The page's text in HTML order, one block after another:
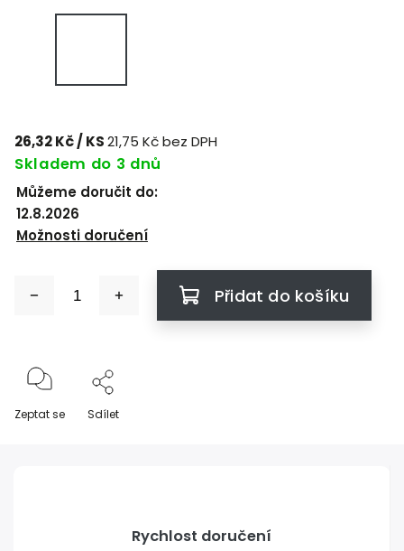
26,32 Kč/ KS21,75 Kč bez DPH
Skladem do 3 dnů
Můžeme doručit do:
12.8.2026
Možnosti doručení
Přidat do košíku
Zeptat se Sdílet
Rychlost doručení